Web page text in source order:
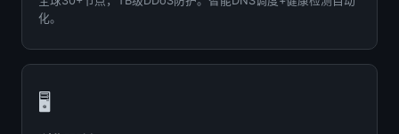
化。
🖥️